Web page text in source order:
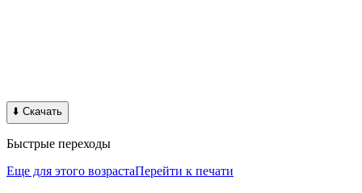
⬇️ Скачать
Быстрые переходы
Еще для этого возрастаПерейти к печати